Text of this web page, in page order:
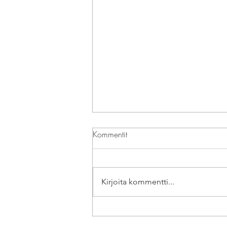
Paljon onnistuneita kuvia
Kommentit
Kirjoita kommentti...